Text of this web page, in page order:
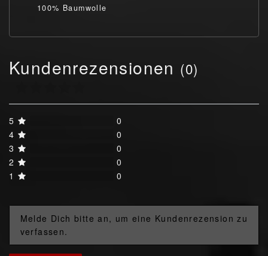
100% Baumwolle
Kundenrezensionen (0)
5
0
4
0
3
0
2
0
1
0
Melde Dich bitte an, um eine Kundenrezension zu
verfassen.